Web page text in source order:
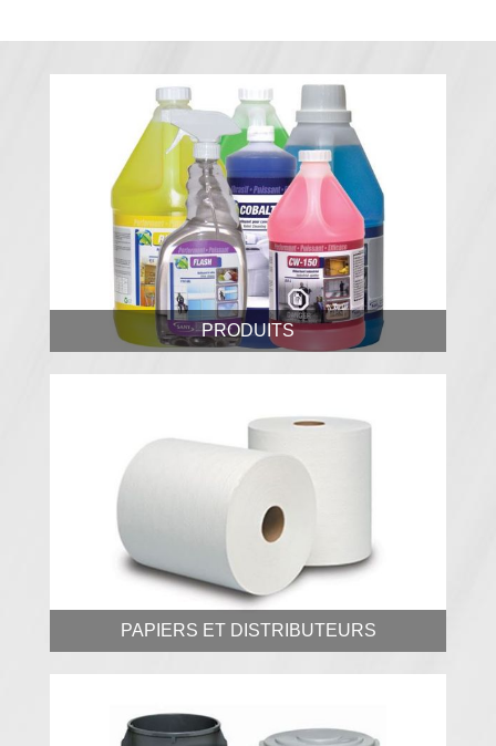
PRODUITS
PAPIERS ET DISTRIBUTEURS